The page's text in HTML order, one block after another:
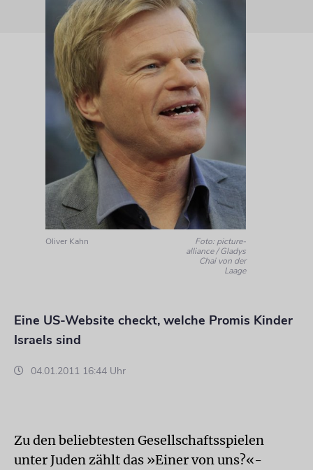
Oliver Kahn
Foto: picture-
alliance / Gladys
Chai von der
Laage
Eine US-Website checkt, welche Promis Kinder
Israels sind
04.01.2011 16:44 Uhr
Zu den beliebtesten Gesellschaftsspielen
unter Juden zählt das »Einer von uns?«-